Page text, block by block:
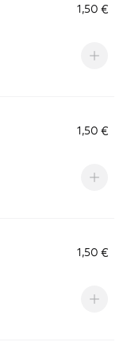
1,50 €
1,50 €
1,50 €